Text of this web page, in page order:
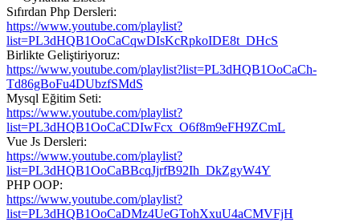
Sıfırdan Php Dersleri:
https://www.youtube.com/playlist?
list=PL3dHQB1OoCaCqwDIsKcRpkoIDE8t_DHcS
Birlikte Geliştiriyoruz:
https://www.youtube.com/playlist?list=PL3dHQB1OoCaCh-
Td86gBoFu4DUbzfSMdS
Mysql Eğitim Seti:
https://www.youtube.com/playlist?
list=PL3dHQB1OoCaCDIwFcx_O6f8m9eFH9ZCmL
Vue Js Dersleri:
https://www.youtube.com/playlist?
list=PL3dHQB1OoCaBBcqJjrfB92Ih_DkZgyW4Y
PHP OOP:
https://www.youtube.com/playlist?
list=PL3dHQB1OoCaDMz4UeGTohXxuU4aCMVFjH